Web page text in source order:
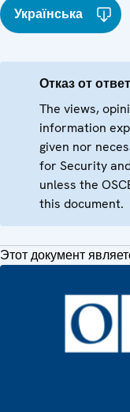
Українська
Отказ от
The views,
information
given nor
for Security
unless the
this document.
Этот документ